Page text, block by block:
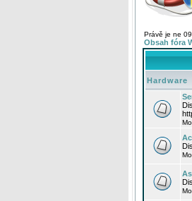
Právě je ne
Obsah fóra
Hardware